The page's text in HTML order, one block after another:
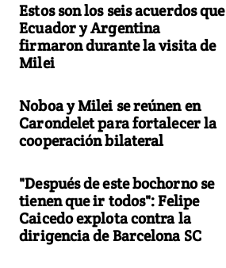
Estos son los seis acuerdos que
Ecuador y Argentina
firmaron durante la visita de
Milei
Noboa y Milei se reúnen en
Carondelet para fortalecer la
cooperación bilateral
"Después de este bochorno se
tienen que ir todos": Felipe
Caicedo explota contra la
dirigencia de Barcelona SC